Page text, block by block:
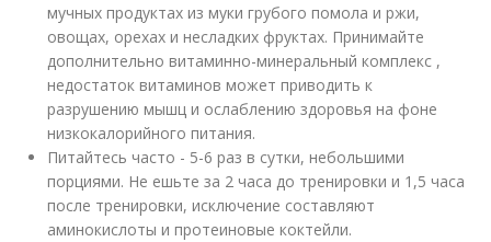
мучных продуктах из муки грубого помола и ржи,
овощах, орехах и несладких фруктах. Принимайте
дополнительно витаминно-минеральный комплекс ,
недостаток витаминов может приводить к
разрушению мышц и ослаблению здоровья на фоне
низкокалорийного питания.
Питайтесь часто - 5-6 раз в сутки, небольшими
порциями. Не ешьте за 2 часа до тренировки и 1,5 часа
после тренировки, исключение составляют
аминокислоты и протеиновые коктейли.